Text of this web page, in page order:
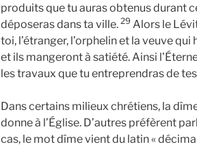
produits que tu auras obtenus durant
déposeras dans ta ville. 29 Alors le
toi, l’étranger, l’orphelin et la veuve
et ils mangeront à satiété. Ainsi
les travaux que tu entreprendras de
Dans certains milieux chrétiens, la
donne à l’Église. D’autres préfèrent
cas, le mot dîme vient du latin «